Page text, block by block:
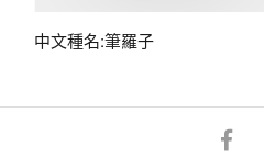
中文種名:筆羅子